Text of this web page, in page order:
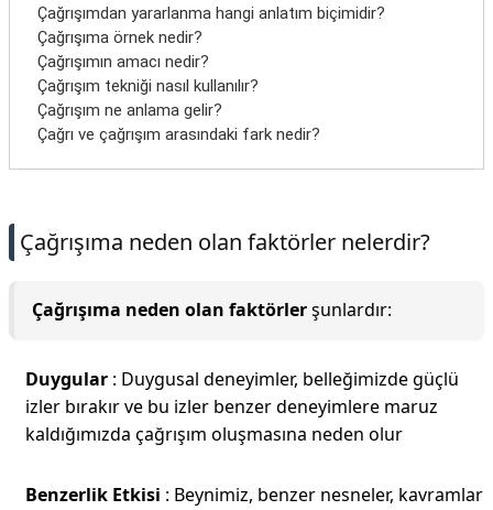
Çağrışımdan yararlanma hangi anlatım biçimidir?
Çağrışıma örnek nedir?
Çağrışımın amacı nedir?
Çağrışım tekniği nasıl kullanılır?
Çağrışım ne anlama gelir?
Çağrı ve çağrışım arasındaki fark nedir?
Çağrışıma neden olan faktörler nelerdir?
Çağrışıma neden olan faktörlerşunlardır:
Duygular : Duygusal deneyimler, belleğimizde güçlü
izler bırakır ve bu izler benzer deneyimlere maruz
kaldığımızda çağrışım oluşmasına neden olur
Benzerlik Etkisi : Beynimiz, benzer nesneler, kavramlar